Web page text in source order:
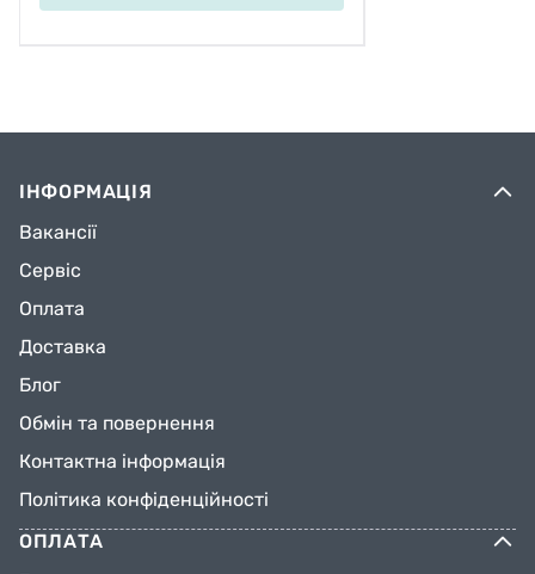
ІНФОРМАЦІЯ
Вакансії
Сервіс
Оплата
Доставка
Блог
Обмін та повернення
Контактна інформація
Політика конфіденційності
ОПЛАТА